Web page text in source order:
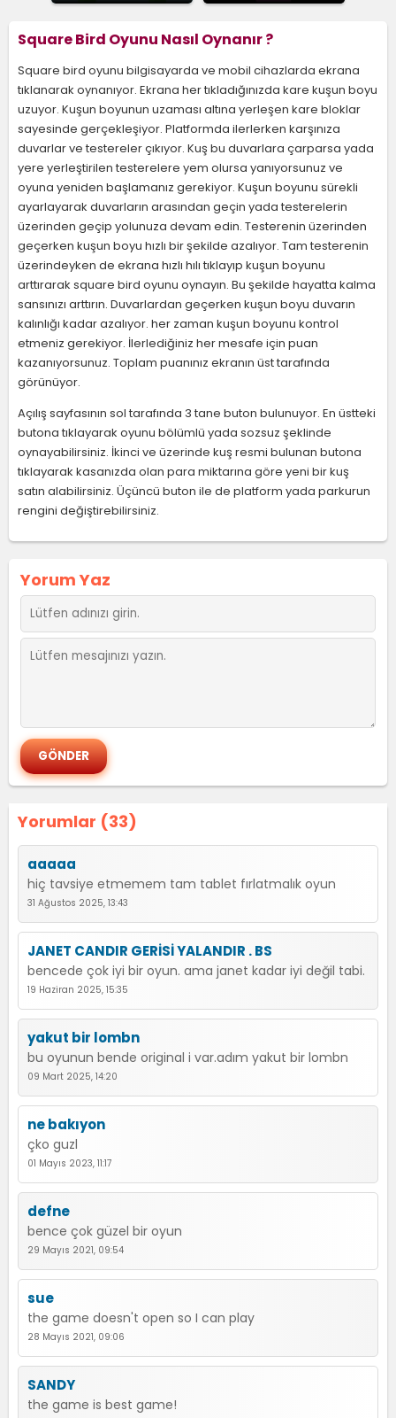
Square Bird Oyunu Nasıl Oynanır ?
Square bird oyunu bilgisayarda ve mobil cihazlarda ekrana
tıklanarak oynanıyor. Ekrana her tıkladığınızda kare kuşun boyu
uzuyor. Kuşun boyunun uzaması altına yerleşen kare bloklar
sayesinde gerçekleşiyor. Platformda ilerlerken karşınıza
duvarlar ve testereler çıkıyor. Kuş bu duvarlara çarparsa yada
yere yerleştirilen testerelere yem olursa yanıyorsunuz ve
oyuna yeniden başlamanız gerekiyor. Kuşun boyunu sürekli
ayarlayarak duvarların arasından geçin yada testerelerin
üzerinden geçip yolunuza devam edin. Testerenin üzerinden
geçerken kuşun boyu hızlı bir şekilde azalıyor. Tam testerenin
üzerindeyken de ekrana hızlı hılı tıklayıp kuşun boyunu
arttırarak square bird oyunu oynayın. Bu şekilde hayatta kalma
sansınızı arttırın. Duvarlardan geçerken kuşun boyu duvarın
kalınlığı kadar azalıyor. her zaman kuşun boyunu kontrol
etmeniz gerekiyor. İlerlediğiniz her mesafe için puan
kazanıyorsunuz. Toplam puanınız ekranın üst tarafında
görünüyor.
Açılış sayfasının sol tarafında 3 tane buton bulunuyor. En üstteki
butona tıklayarak oyunu bölümlü yada sozsuz şeklinde
oynayabilirsiniz. İkinci ve üzerinde kuş resmi bulunan butona
tıklayarak kasanızda olan para miktarına göre yeni bir kuş
satın alabilirsiniz. Üçüncü buton ile de platform yada parkurun
rengini değiştirebilirsiniz.
Yorumlar (33)
aaaaa
hiç tavsiye etmemem tam tablet fırlatmalık oyun
31 Ağustos 2025, 13:43
JANET CANDIR GERİSİ YALANDIR . BS
bencede çok iyi bir oyun. ama janet kadar iyi değil tabi.
19 Haziran 2025, 15:35
yakut bir lombn
bu oyunun bende original i var.adım yakut bir lombn
09 Mart 2025, 14:20
ne bakıyon
çko guzl
01 Mayıs 2023, 11:17
defne
bence çok güzel bir oyun
29 Mayıs 2021, 09:54
sue
the game doesn't open so I can play
28 Mayıs 2021, 09:06
SANDY
the game is best game!
Yorum Yaz